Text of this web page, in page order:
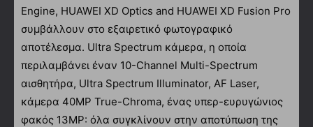
Engine, HUAWEI XD Optics and HUAWEI XD Fusion Pro
συμβάλλουν στο εξαιρετικό φωτογραφικό
αποτέλεσμα. Ultra Spectrum κάμερα, η οποία
περιλαμβάνει έναν 10-Channel Multi-Spectrum
αισθητήρα, Ultra Spectrum Illuminator, AF Laser,
κάμερα 40MP True-Chroma, ένας υπερ-ευρυγώνιος
φακός 13MP: όλα συγκλίνουν στην αποτύπωση της